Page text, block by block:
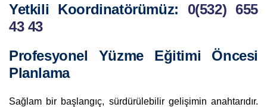
Yetkili Koordinatörümüz: 0(532) 655
43 43
Profesyonel Yüzme Eğitimi Öncesi
Planlama
Sağlam bir başlangıç, sürdürülebilir gelişimin anahtarıdır.